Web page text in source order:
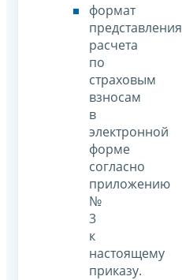
формат
представления
расчета
по
страховым
взносам
в
электронной
форме
согласно
приложению
№
3
к
настоящему
приказу.